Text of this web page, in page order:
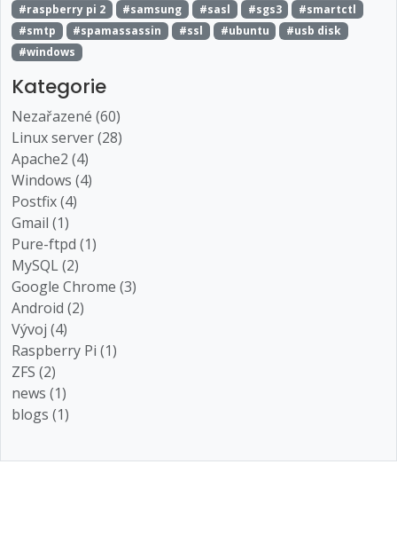
#raspberry pi 2
#samsung #sasl #sgs3
#smartctl
#smtp
#spamassassin #ssl #ubuntu
#usb disk
#windows
Kategorie
Nezařazené (60)
Linux server (28)
Apache2 (4)
Windows (4)
Postfix (4)
Gmail (1)
Pure-ftpd (1)
MySQL (2)
Google Chrome (3)
Android (2)
Vývoj (4)
Raspberry Pi (1)
ZFS (2)
news (1)
blogs (1)